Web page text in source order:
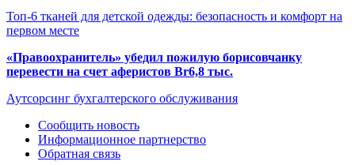
Топ-6 тканей для детской одежды: безопасность и комфорт на
первом месте
«Правоохранитель» убедил пожилую борисовчанку
перевести на счет аферистов Br6,8 тыс.
Аутсорсинг бухгалтерского обслуживания
Сообщить новость
Информационное партнерство
Обратная связь